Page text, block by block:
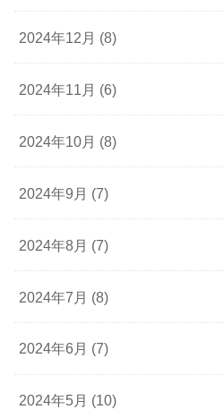
2024年12月 (8)
2024年11月 (6)
2024年10月 (8)
2024年9月 (7)
2024年8月 (7)
2024年7月 (8)
2024年6月 (7)
2024年5月 (10)